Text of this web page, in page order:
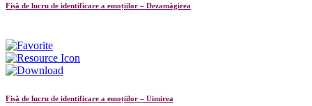
Fișă de lucru de identificare a emoțiilor – Dezamăgirea
Fișă de lucru de identificare a emoțiilor – Uimirea